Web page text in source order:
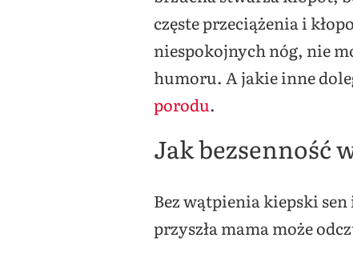
częste przeciążenia i
niespokojnych nóg, nie
humoru. A jakie inne
porodu.
Jak bezsenność
Bez wątpienia kiepski
przyszła mama może